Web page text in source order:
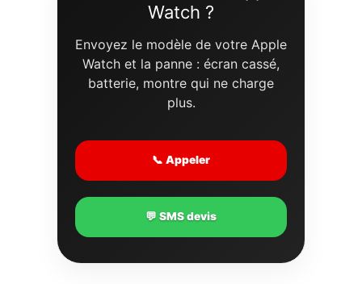
Watch ?
Envoyez le modèle de votre Apple
Watch et la panne : écran cassé,
batterie, montre qui ne charge
plus.
📞 Appeler
💬 SMS devis